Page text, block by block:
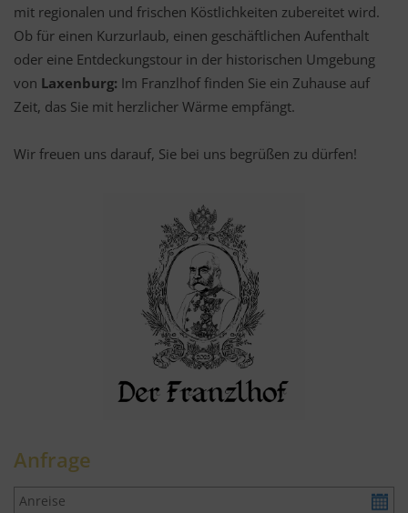
mit regionalen und frischen Köstlichkeiten zubereitet wird.
Ob für einen Kurzurlaub, einen geschäftlichen Aufenthalt
oder eine Entdeckungstour in der historischen Umgebung
von Laxenburg: Im Franzlhof finden Sie ein Zuhause auf
Zeit, das Sie mit herzlicher Wärme empfängt.
Wir freuen uns darauf, Sie bei uns begrüßen zu dürfen!
Anfrage